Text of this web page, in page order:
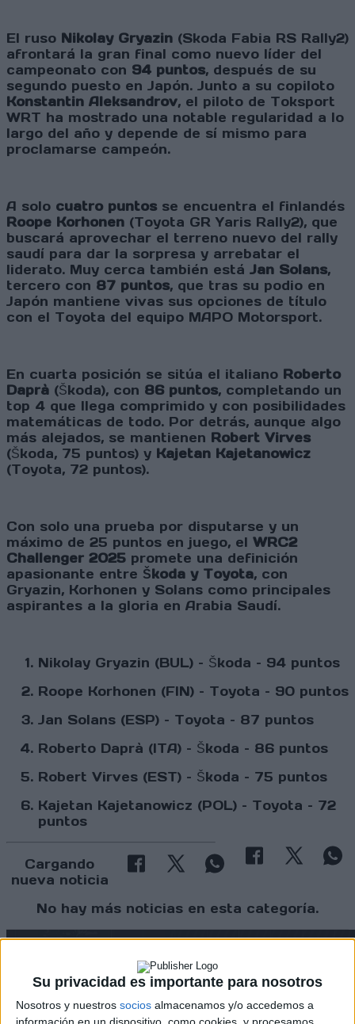
Su privacidad es importante para nosotros
Nosotros y nuestros socios almacenamos y/o accedemos a
El ruso Nikolay Gryazin (Skoda Fabia RS Rally2)
afrontará la gran final como nuevo líder del
campeonato con 94 puntos, después de su
segundo puesto en Japón. Junto a su copiloto
Konstantin Aleksandrov, el piloto de Toksport
WRT ha mostrado una notable regularidad a lo
largo del año y depende de sí mismo para
proclamarse campeón.
A solo cuatro puntos se encuentra el finlandés
Roope Korhonen (Toyota GR Yaris Rally2), que
buscará aprovechar el terreno nuevo del rally
saudí para dar la sorpresa y arrebatar el
liderato. Muy cerca también está Jan Solans,
tercero con 87 puntos, que tras su podio en
Japón mantiene vivas sus opciones de título
con el Toyota del equipo MAPO Motorsport.
En cuarta posición se sitúa el italiano Roberto
Daprà (Škoda), con 86 puntos, completando un
top 4 que llega comprimido y con posibilidades
matemáticas de todo. Por detrás, aunque algo
más alejados, se mantienen Robert Virves
(Škoda, 75 puntos) y Kajetan Kajetanowicz
(Toyota, 72 puntos).
Con solo una prueba por disputarse y un
máximo de 25 puntos en juego, el WRC2
Challenger 2025 promete una definición
apasionante entre Škoda y Toyota, con
Gryazin, Korhonen y Solans como principales
aspirantes a la gloria en Arabia Saudí.
Nikolay Gryazin (BUL) – Škoda – 94 puntos
Roope Korhonen (FIN) – Toyota – 90 puntos
Jan Solans (ESP) – Toyota – 87 puntos
Roberto Daprà (ITA) – Škoda – 86 puntos
Robert Virves (EST) – Škoda – 75 puntos
Kajetan Kajetanowicz (POL) – Toyota – 72
puntos
Cargando
nueva noticia
No hay más noticias en esta categoría.